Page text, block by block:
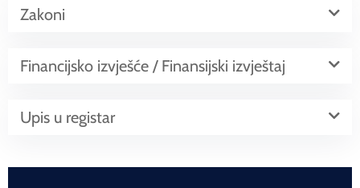
Zakoni
Financijsko izvješće / Finansijski izvještaj
Upis u registar